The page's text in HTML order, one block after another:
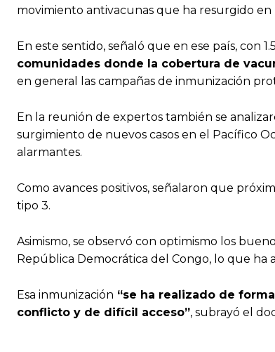
movimiento antivacunas que ha resurgido en
En este sentido, señaló que en ese país, con
comunidades donde la cobertura de
en general las campañas de inmunización
En la reunión de expertos también se
surgimiento de nuevos casos en el Pacífico
alarmantes.
Como avances positivos, señalaron que
tipo 3.
Asimismo, se observó con optimismo los
República Democrática del Congo, lo que
Esa inmunización “se ha realizado de
conflicto y de difícil acceso”, subrayó el